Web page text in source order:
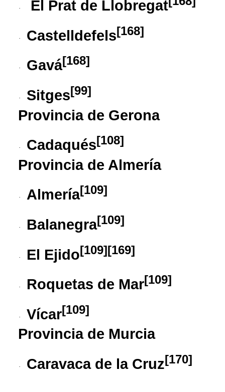
· El Prat de Llobregat
· Castelldefels[168]
· Gavá[168]
· Sitges[99]
Provincia de Gerona
· Cadaqués[108]
Provincia de Almería
· Almería[109]
· Balanegra[109]
· El Ejido[109][169]
· Roquetas de Mar[109]
· Vícar[109]
Provincia de Murcia
· Caravaca de la Cruz[170]